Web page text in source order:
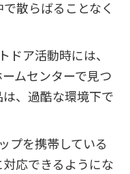
散らばることなく
ドア活動時には、
ムセンターで見つ
、過酷な環境下で
プを携帯している
応できるようにな